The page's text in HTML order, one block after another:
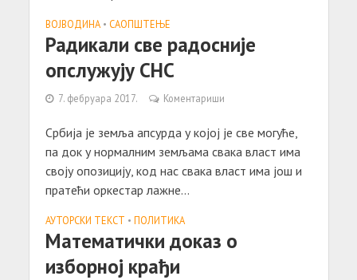
ВОЈВОДИНА • САОПШТЕЊE
Радикали све радосније
опслужују СНС
7. фебруара 2017. Коментариши
Србија је земља апсурда у којој је све могуће,
па док у нормалним земљама свака власт има
своју опозицију, код нас свака власт има још и
пратећи оркестар лажне...
АУТОРСКИ ТЕКСТ • ПОЛИТИКА
Математички доказ о
изборној крађи